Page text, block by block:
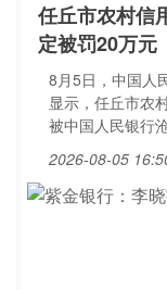
任丘市农村信
定被罚20万元
8月5日，中国人
显示，任丘市农
被中国人民银行
2026-08-05